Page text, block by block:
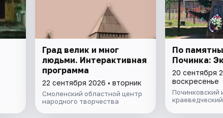
Град велик и мног
людьми. Интерактивная
программа
22 сентября 2026 • вторник
Смоленский областной центр
народного творчества
По
Починка:
20 сентября
воскресенье
Починковский